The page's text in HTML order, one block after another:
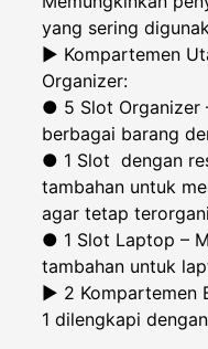
yang sering
► Kompartemen
Organizer:
● 5 Slot Organizer
berbagai barang
● 1 Slot dengan
tambahan untuk
agar tetap
● 1 Slot Laptop –
tambahan untuk
► 2 Kompartemen
1 dilengkapi